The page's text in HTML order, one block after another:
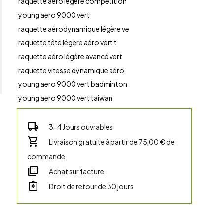
young aero 9000 vert
raquette aérodynamique légère ve
raquette tête légère aéro vert t
raquette aéro légère avancé vert
raquette vitesse dynamique aéro
young aero 9000 vert badminton
young aero 9000 vert taiwan
local_shipping 3-4 Jours ouvrables
shopping_cart
Livraison gratuite à partir de 75,00 € de
commande
picture_as_pdf Achat sur facture
assignment_return Droit de retour de 30 jours